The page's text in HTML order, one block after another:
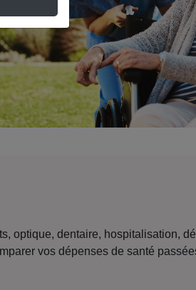
optique, dentaire, hospitalisation,
vos dépenses de santé